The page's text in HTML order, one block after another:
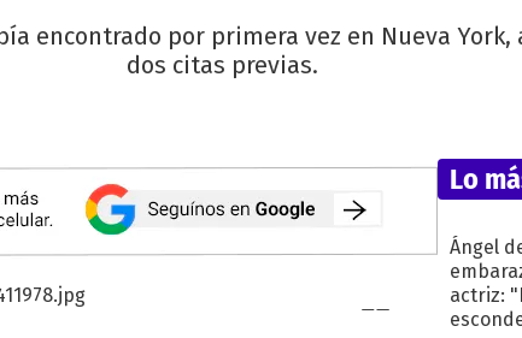
encontrado por primera vez en Nueva
dos citas previas.
Lo
Ángel
actriz: